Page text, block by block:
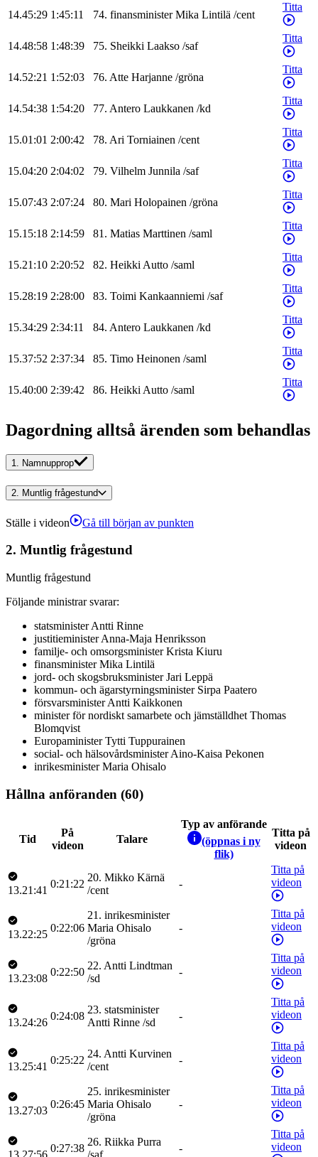
14.45:29 1:45:11 74. finansminister Mika Lintilä /cent
Titta
14.48:58 1:48:39 75. Sheikki Laakso /saf
Titta
14.52:21 1:52:03 76. Atte Harjanne /gröna
Titta
14.54:38 1:54:20 77. Antero Laukkanen /kd
Titta
15.01:01 2:00:42 78. Ari Torniainen /cent
Titta
15.04:20 2:04:02 79. Vilhelm Junnila /saf
Titta
15.07:43 2:07:24 80. Mari Holopainen /gröna
Titta
15.15:18 2:14:59 81. Matias Marttinen /saml
Titta
15.21:10 2:20:52 82. HeikkiAutto /saml
Titta
15.28:19 2:28:00 83. Toimi Kankaanniemi /saf
Titta
15.34:29 2:34:11 84. Antero Laukkanen /kd
Titta
15.37:52 2:37:34 85. Timo Heinonen /saml
Titta
15.40:00 2:39:42 86. HeikkiAutto /saml
Titta
Dagordning alltså ärenden som behandlas
1. Namnupprop
2. Muntlig frågestund
Ställe i videon Gå till början av punkten
2. Muntlig frågestund
Muntlig frågestund
Följande ministrar svarar:
statsminister Antti Rinne
justitieminister Anna-Maja Henriksson
familje- och omsorgsminister Krista Kiuru
finansminister Mika Lintilä
jord- och skogsbruksminister Jari Leppä
kommun- och ägarstyrningsminister Sirpa Paatero
försvarsminister Antti Kaikkonen
minister för nordiskt samarbete och jämställdhet Thomas
Blomqvist
Europaminister Tytti Tuppurainen
social- och hälsovårdsminister Aino-Kaisa Pekonen
inrikesminister Maria Ohisalo
Hållna anföranden (60)
Tid
På
videon
Talare
Typ av anförande
(öppnas i ny
flik)
Titta på
videon
13.21:41
0:21:22
20. Mikko Kärnä
/cent
-
Titta på
videon
13.22:25
0:22:06
21 . inrikesminister
Maria Ohisalo
/gröna
-
Titta på
videon
13.23:08
0:22:50
22. Antti Lindtman
/sd
-
Titta på
videon
13.24:26
0:24:08
23. statsminister
Antti Rinne /sd
-
Titta på
videon
13.25:41
0:25:22
24. Antti Kurvinen
/cent
-
Titta på
videon
13.27:03
0:26:45
25. inrikesminister
Maria Ohisalo
/gröna
-
Titta på
videon
13.27:56
0:27:38
26. Riikka Purra
/saf
-
Titta på
videon